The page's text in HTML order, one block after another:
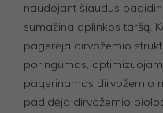
naudojant šiaudus
sumažina aplinkos taršą.
pagerėja dirvožemio
poringumas,
pagerinamas dirvožemio
padidėja dirvožemio